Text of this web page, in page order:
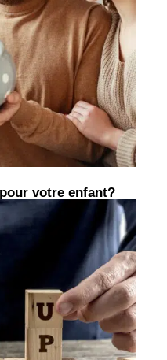
votre enfant?